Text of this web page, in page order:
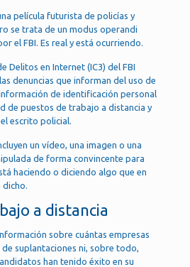
película futurista de policías y
se trata de un modus operandi
el FBI. Es real y está ocurriendo.
Delitos en Internet (IC3) del FBI
denuncias que informan del uso de
de identificación personal
de puestos de trabajo a distancia y
escrito policial.
un vídeo, una imagen o una
de forma convincente para
haciendo o diciendo algo que en
dicho.
a distancia
sobre cuántas empresas
suplantaciones ni, sobre todo,
han tenido éxito en su